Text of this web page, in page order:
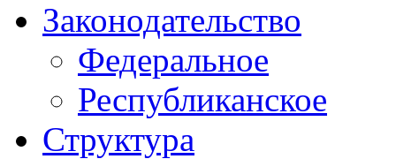
Законодательство
Федеральное
Республиканское
Структура